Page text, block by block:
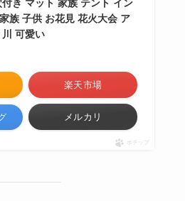
付き マット 家族 テント イン
族 子供 お花見 花火大会 ア
可愛い
楽天市場
メルカリ
ポチップ